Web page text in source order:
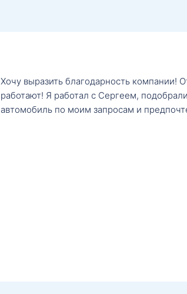
Хочу выразить благодарность компании!
работают! Я работал с Сергеем,
автомобиль по моим запросам и